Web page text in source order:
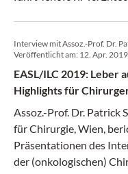
bestätigen den
HCC.
Interview mit Assoz.-Prof. Dr.
Veröffentlicht am: 12. Apr. 2019
EASL/ILC 2019: Leber
Highlights für
Assoz.-Prof. Dr. Patrick
für Chirurgie, Wien,
Präsentationen des
der (onkologischen)